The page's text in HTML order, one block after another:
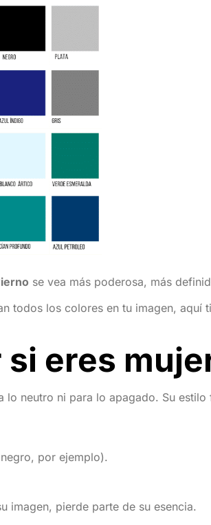
se vea más poderosa, más
todos los colores en tu imagen, aquí
eres
lo neutro ni para lo apagado. Su
por ejemplo).
imagen, pierde parte de su esencia.